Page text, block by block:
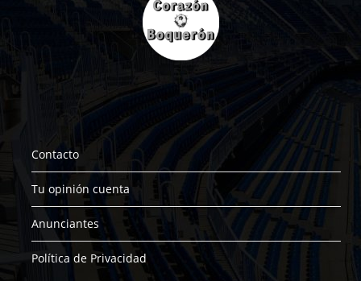
Contacto
Tu opinión cuenta
Anunciantes
Política de Privacidad